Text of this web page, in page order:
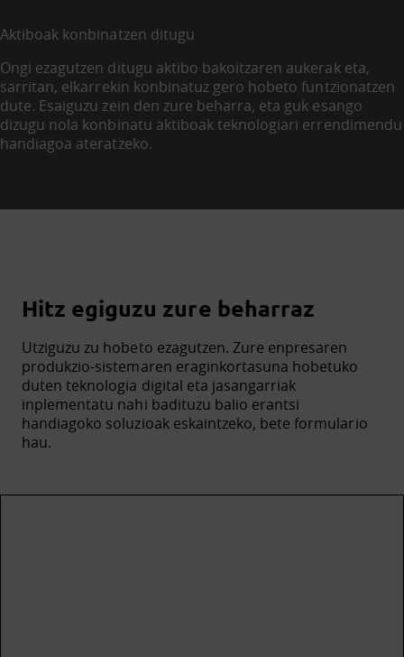
Aktiboak konbinatzen ditugu
Ongi ezagutzen ditugu aktibo bakoitzaren aukerak eta,
sarritan, elkarrekin konbinatuz gero hobeto funtzionatzen
dute. Esaiguzu zein den zure beharra, eta guk esango
dizugu nola konbinatu aktiboak teknologiari errendimendu
handiagoa ateratzeko.
Hitz egiguzu zure beharraz
Utziguzu zu hobeto ezagutzen. Zure enpresaren
produkzio-sistemaren eraginkortasuna hobetuko
duten teknologia digital eta jasangarriak
inplementatu nahi badituzu balio erantsi
handiagoko soluzioak eskaintzeko, bete formulario
hau.